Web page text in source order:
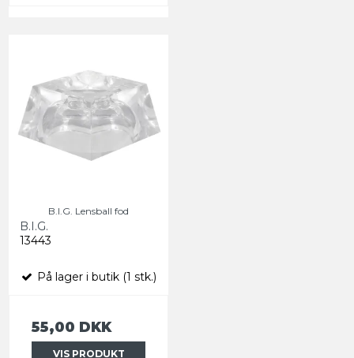
B.I.G. Lensball fod
B.I.G.
13443
På lager i butik (1 stk.)
55,00 DKK
VIS PRODUKT